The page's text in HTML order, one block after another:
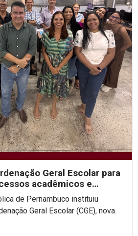
Geral Escolar para
acadêmicos e
IA...de Pernambuco instituiu
Geral Escolar (CGE), nova